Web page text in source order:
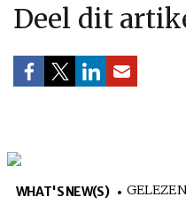
Deel dit
WHAT'S NEW(S)